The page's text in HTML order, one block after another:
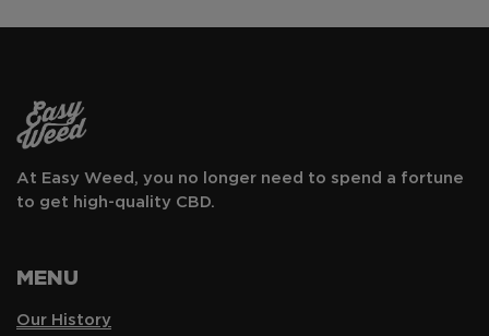
At Easy Weed, you no longer need to spend a fortune
to get high-quality CBD.
MENU
Our History